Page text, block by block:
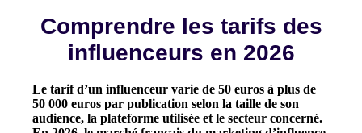
Comprendre les tarifs des
influenceurs en 2026
Le tarif d’un influenceur varie de 50 euros à plus de
50 000 euros par publication selon la taille de son
audience, la plateforme utilisée et le secteur concerné.